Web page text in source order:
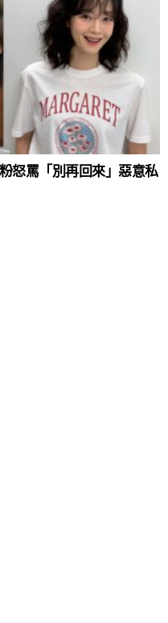
怒罵「別再回來」惡意私